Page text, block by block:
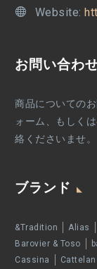
Website:
お問い合わ
商品についての
ォーム、もしくは
絡くださいませ。
ブランド
&Tradition Alias
Barovier & Toso
Cassina